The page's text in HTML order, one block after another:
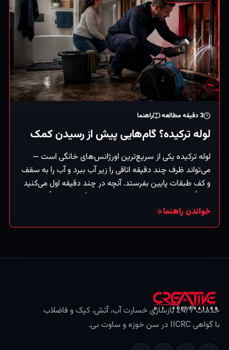
3 دقیقه مطالعه راهنما
لوله ترکیده؟ گام‌هایی پیش از رسیدن کمک
لوله ترکیده یکی از سریع‌ترین اورژانس‌های خانگی است —
می‌تواند ظرف چند دقیقه اتاقی را زیر آب ببرد و آب را به سقف
و کف طبقات پایین بفرستد. آنچه در چند دقیقه اول می‌کنید
واقعاً بر میزان خسارت باقی‌مانده اثر می‌گذارد. دقیقاً این کارها
را، به‌ترتیب، انجام دهید. (راهنمای کلی.)
خواندن راهنما
خدمات 24/7 بازسازی خسارت آب، آتش، کپک و فاضلاب
با گواهی IICRC در سن خوزه و ساوت بی.